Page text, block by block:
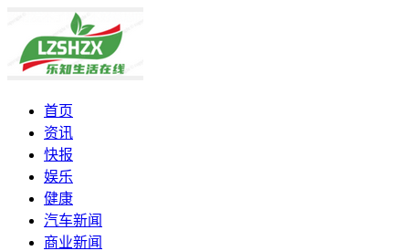
首页
资讯
快报
娱乐
健康
汽车新闻
商业新闻